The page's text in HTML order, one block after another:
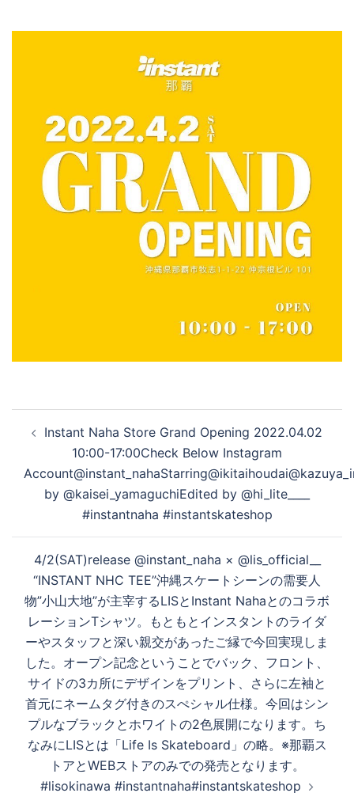
ナ
ビ
ン
Instant Naha Store Grand Opening 2022.04.02
10:00-17:00Check Below Instagram
by @kaisei_yamaguchiEdited by @hi_lite____
#instantnaha #instantskateshop
4/2(SAT)release @instant_naha × @lis_official__
“INSTANT NHC TEE”沖縄スケートシーンの需要人
物”小山大地”が主宰するLISとInstant Nahaとのコラボ
レーションTシャツ。もともとインスタントのライダ
ーやスタッフと深い親交があったご縁で今回実現しま
した。オープン記念ということでバック、フロント、
サイドの3カ所にデザインをプリント、さらに左袖と
首元にネームタグ付きのスぺシャル仕様。今回はシン
プルなブラックとホワイトの2色展開になります。ち
なみにLISとは「Life Is Skateboard」の略。※那覇ス
トアとWEBストアのみでの発売となります。
#lisokinawa #instantnaha#instantskateshop